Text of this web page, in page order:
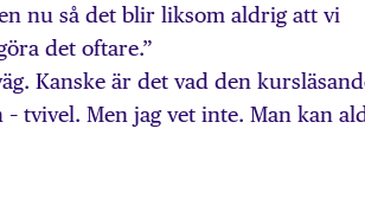
nu så det blir liksom aldrig att vi
det oftare.”
Kanske är det vad den
tvivel. Men jag vet inte. Man kan